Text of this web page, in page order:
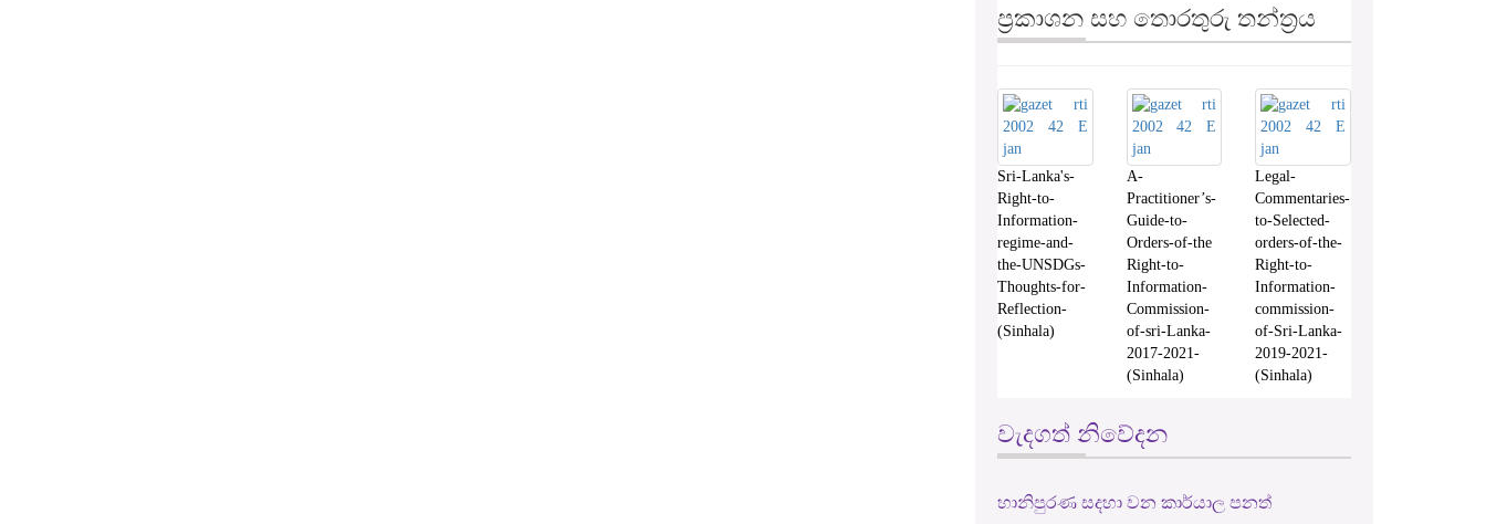
ප්‍රකාශන සහ තොරතුරු තන්ත්‍රය
Sri-Lanka's-
Right-to-
Information-
regime-and-
the-UNSDGs-
Thoughts-for-
Reflection-
(Sinhala)
A-
Practitioner’s-
Guide-to-
Orders-of-the
Right-to-
Information-
Commission-
of-sri-Lanka-
2017-2021-
(Sinhala)
Legal-
Commentaries-
to-Selected-
orders-of-the-
Right-to-
Information-
commission-
of-Sri-Lanka-
2019-2021-
(Sinhala)
වැදගත් නිවේදන
හානිපුරණ සදහා වන කාර්යාල පනත්